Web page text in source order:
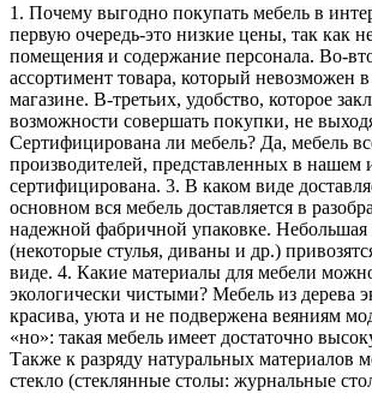
1. Почему выгодно покупать мебель в
первую очередь-это низкие цены, так как
помещения и содержание персонала. Во-
ассортимент товара, который невозможен
магазине. В-третьих, удобство, которое
возможности совершать покупки, не
Сертифицирована ли мебель? Да, мебель
производителей, представленных в нашем
сертифицирована. 3. В каком виде
основном вся мебель доставляется в
надежной фабричной упаковке. Небольшая
(некоторые стулья, диваны и др.)
виде. 4. Какие материалы для мебели
экологически чистыми? Мебель из дерева
красива, уюта и не подвержена веяниям
«но»: такая мебель имеет достаточно
Также к разряду натуральных материалов
стекло (стеклянные столы: журнальные